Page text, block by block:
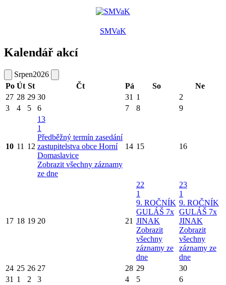
SMVaK
Kalendář akcí
Srpen2026
Po Út St Čt Pá So
Ne
27 28 29 30 31 1
2
3
4 5 6 7 8 9
10 11 12
13
1
Předběžný termín zasedání
zastupitelstva obce Horní
Domaslavice
Zobrazit všechny záznamy
ze dne
14 15 16
17 18 19 20 21
22
1
9. ROČNÍK
GULÁŠ 7x
JINAK
Zobrazit
všechny
záznamy ze
dne
23
1
9. ROČNÍK
GULÁŠ 7x
JINAK
Zobrazit
všechny
záznamy ze
dne
24 25 26 27 28 29
30
31 1 2 3 4 5 6